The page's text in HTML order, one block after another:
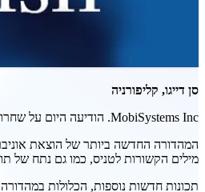
סן דייגו, קליפורניה
MobiSystems Inc. הודיעה היום על שחרורו של המהדורה העדכנית ביותר של מילון אוקספורד לאנגלית, הכוללת את מסד הנתונים המילים של Oxford University Press משנת 2017.
מילים הקשורות לטניס, כמו גם נתח של